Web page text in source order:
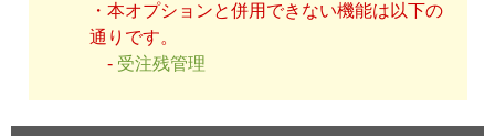
・本オプションと併用できない機能は以下の
通りです。
- 受注残管理